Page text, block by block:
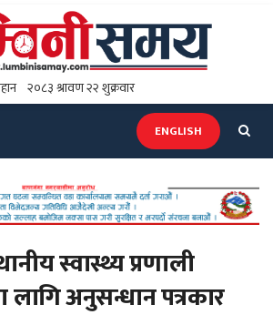
ENGLISH
स्वास्थ्य प्रणाली
अनुसन्धान पत्रकार